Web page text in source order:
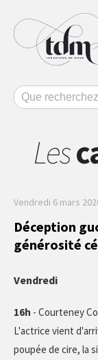
Les
Vendredi 6 mars
Déception
générosité
Vendredi
16h - Courteney
L'actrice vient
poupée de cire, la